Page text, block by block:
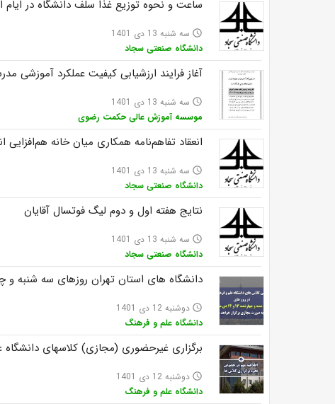
ساعت و نحوه توزیع غذا سلف دانشگاه در ایام
access_time سه شنبه 13 دی 1401
دانشگاه صنعتی سجاد
آغاز فرایند ارزشیابی کیفیت عملکرد آموزشی
access_time سه شنبه 13 دی 1401
موسسه آموزش عالی حکمت رضوی
انعقاد تفاهم‌نامه همکاری میان خانه
access_time سه شنبه 13 دی 1401
دانشگاه صنعتی سجاد
نتایج هفته اول و دوم لیگ فوتسال آقایان
access_time سه شنبه 13 دی 1401
دانشگاه صنعتی سجاد
دانشگاه های استان تهران روزهای سه شنبه
access_time دوشنبه 12 دی 1401
دانشگاه علم و فرهنگ
برگزاری غیرحضوری (مجازی) کلاس‏های
access_time دوشنبه 12 دی 1401
دانشگاه علم و فرهنگ